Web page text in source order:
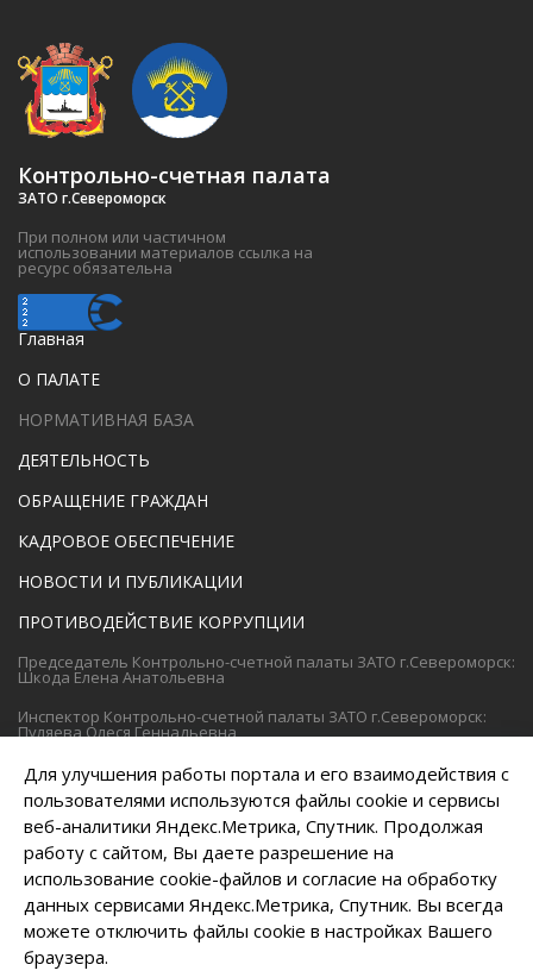
Контрольно-счетная палата
ЗАТО г.Североморск
При полном или частичном
использовании материалов ссылка на
ресурс обязательна
Главная
О ПАЛАТЕ
НОРМАТИВНАЯ БАЗА
ДЕЯТЕЛЬНОСТЬ
ОБРАЩЕНИЕ ГРАЖДАН
КАДРОВОЕ ОБЕСПЕЧЕНИЕ
НОВОСТИ И ПУБЛИКАЦИИ
ПРОТИВОДЕЙСТВИЕ КОРРУПЦИИ
Председатель Контрольно-счетной палаты ЗАТО г.Североморск:
Шкода Елена Анатольевна
Инспектор Контрольно-счетной палаты ЗАТО г.Североморск:
Пуляева Олеся Геннадьевна
Телефон:8 (81537) 4-68-46/8 (81537) 4-95-37
Факс: 8 (81537) 4-68-46
Электронная почта:ksp@citysever.ru
Политика в отношении обработки персональных данных
Создание сайта – Старт Икс
Для улучшения работы портала и его взаимодействия с
пользователями используются файлы cookie и сервисы
веб-аналитики Яндекс.Метрика, Спутник. Продолжая
работу с сайтом, Вы даете разрешение на
использование cookie-файлов и согласие на обработку
данных сервисами Яндекс.Метрика, Спутник. Вы всегда
можете отключить файлы cookie в настройках Вашего
браузера.